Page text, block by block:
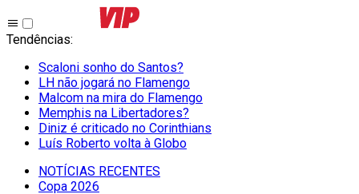
Tendências:
Scaloni sonho do Santos?
LH não jogará no Flamengo
Malcom na mira do Flamengo
Memphis na Libertadores?
Diniz é criticado no Corinthians
Luís Roberto volta à Globo
NOTÍCIAS RECENTES
Copa 2026